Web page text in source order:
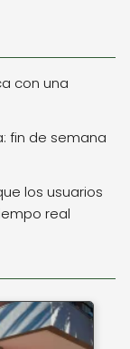
con una
fin de semana
los usuarios
real